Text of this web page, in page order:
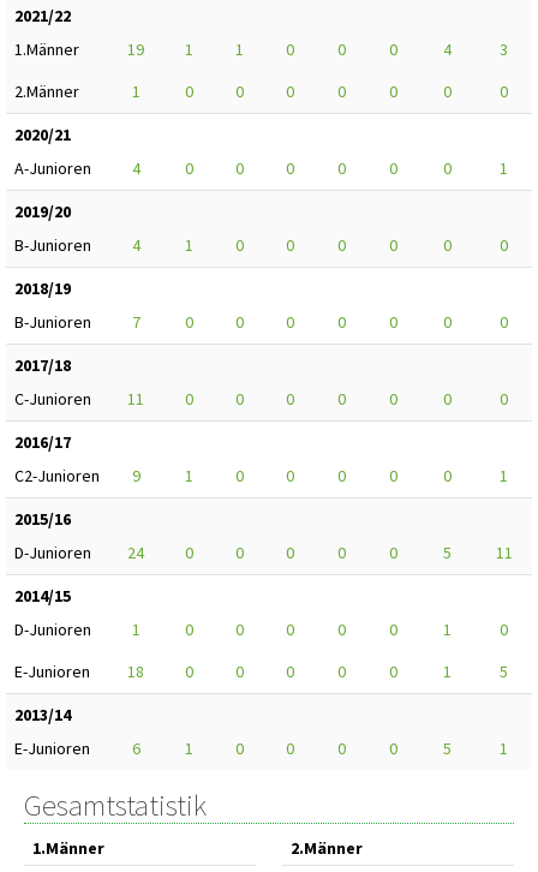
2021/22
1.Männer
19 1 1 0 0 0 4
3
2.Männer
1 0 0 0 0 0 0
0
2020/21
A-Junioren
4 0 0 0 0 0 0
1
2019/20
B-Junioren
4 1 0 0 0 0 0
0
2018/19
B-Junioren
7 0 0 0 0 0 0
0
2017/18
C-Junioren
11 0 0 0 0 0 0
0
2016/17
C2-Junioren
9 1 0 0 0 0 0
1
2015/16
D-Junioren
24 0 0 0 0 0 5
11
2014/15
D-Junioren
1 0 0 0 0 0 1
0
E-Junioren
18 0 0 0 0 0 1
5
2013/14
E-Junioren
6 1 0 0 0 0 5 1
Gesamtstatistik
1.Männer
2.Männer